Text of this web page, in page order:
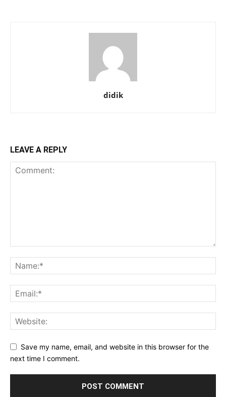
didik
LEAVE A REPLY
Save my name, email, and website in this browser for the
next time I comment.